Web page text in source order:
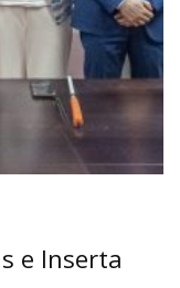
e Inserta